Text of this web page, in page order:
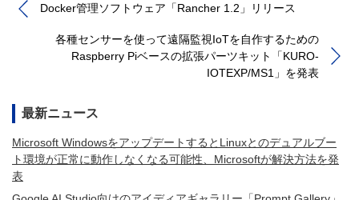
Docker管理ソフトウェア「Rancher 1.2」リリース
各種センサーを使って遠隔監視IoTを自作するための
Raspberry Piベースの拡張パーツキット「KURO-
IOTEXP/MS1」を発表
最新ニュース
Microsoft WindowsをアップデートするとLinuxとのデュアルブー
ト環境が正常に動作しなくなる可能性、Microsoftが解決方法を発
表